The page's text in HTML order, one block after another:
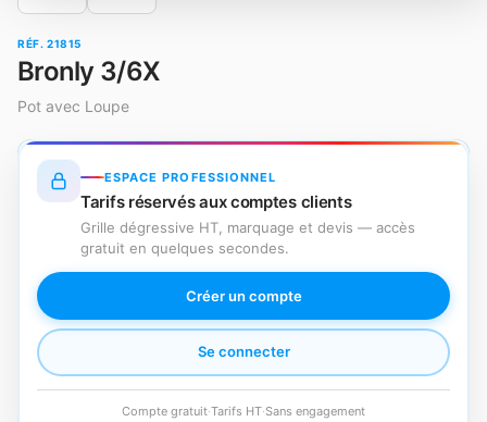
RÉF. 21815
Bronly 3/6X
Pot avec Loupe
ESPACE PROFESSIONNEL
Tarifs réservés aux comptes clients
Grille dégressive HT, marquage et devis — accès
gratuit en quelques secondes.
Créer un compte
Se connecter
Compte gratuit·Tarifs HT·Sans engagement